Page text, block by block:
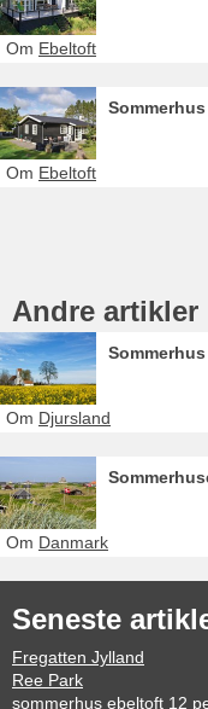
Om Ebeltoft
Om Ebeltoft
Andre artikler
Om Djursland
Om Danmark
Seneste
Fregatten Jylland
Ree Park
sommerhus ebeltoft 12